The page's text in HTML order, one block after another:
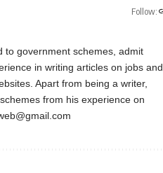
Follow:
to government schemes, admit
in writing articles on jobs and
Apart from being a writer,
from his experience on